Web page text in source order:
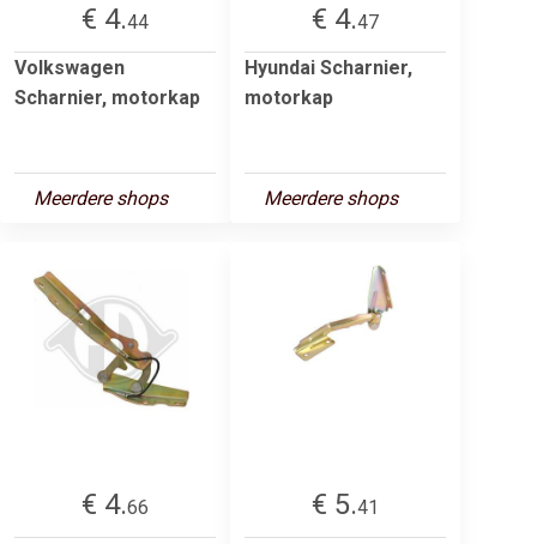
€ 4.44
Volkswagen
Scharnier, motorkap
Meerdere shops
€ 4.47
Hyundai Scharnier,
motorkap
Meerdere shops
€ 4.66
€ 5.41